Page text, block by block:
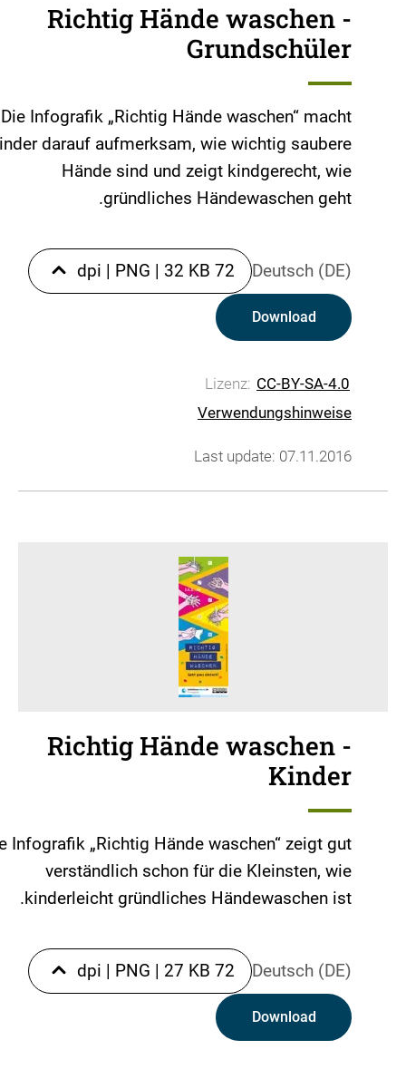
Richtig Hände waschen -
Grundschüler
Die Infografik „Richtig Hände waschen“ macht
darauf aufmerksam, wie wichtig saubere
Hände sind und zeigt kindgerecht, wie
gründliches Händewaschen geht.
Deutsch (DE)
72 dpi
| PNG | 32 KB
Download
Lizenz: CC-BY-SA-4.0
Verwendungshinweise
Last update: 07.11.2016
Richtig Hände waschen -
Kinder
Infografik „Richtig Hände waschen“ zeigt gut
verständlich schon für die Kleinsten, wie
kinderleicht gründliches Händewaschen ist.
Deutsch (DE)
72 dpi
| PNG | 27 KB
Download